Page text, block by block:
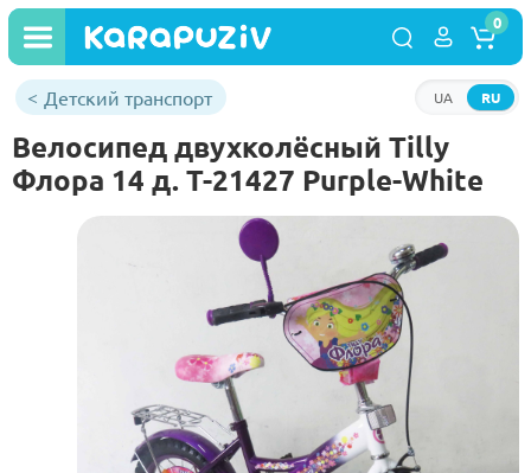
RU
UA
0
Детский транспорт
Велосипед двухколёсный Tilly
Флора 14 д. T-21427 Purple-White